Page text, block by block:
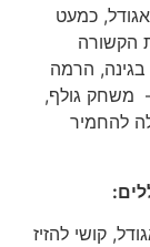
כמעט
הקשורה
בגינה, הרמה
– משחק גולף,
להחמיר
קושי להזיז